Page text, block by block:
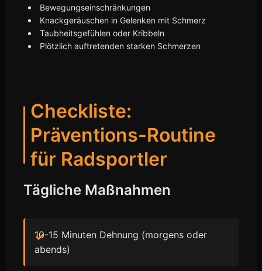
Bewegungseinschränkungen
Knackgeräuschen in Gelenken mit Schmerz
Taubheitsgefühlen oder Kribbeln
Plötzlich auftretenden starken Schmerzen
Checkliste:
Präventions-Routine
für Radsportler
Tägliche Maßnahmen
10-15 Minuten Dehnung (morgens oder
abends)